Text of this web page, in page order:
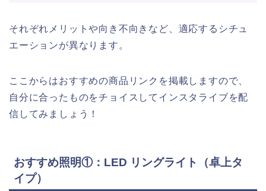
それぞれメリットや向き不向きなど、適応するシチュ
エーションが異なります。
ここからはおすすめの商品リンクを掲載しますので、
自分に合ったものをチョイスしてインスタライブを配
信してみましょう！
おすすめ照明①：LED リングライト（卓上タ
イプ）